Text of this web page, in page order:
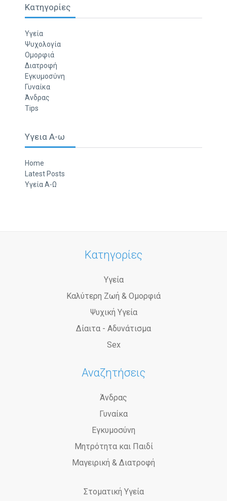
Κατηγορίες
Υγεία
Ψυχολογία
Ομορφιά
Διατροφή
Εγκυμοσύνη
Γυναίκα
Άνδρας
Tips
Υγεια Α-ω
Home
Latest Posts
Υγεία Α-Ω
Κατηγορίες
Υγεία
Καλύτερη Ζωή & Ομορφιά
Ψυχική Υγεία
Δίαιτα - Αδυνάτισμα
Sex
Αναζητήσεις
Άνδρας
Γυναίκα
Εγκυμοσύνη
Μητρότητα και Παιδί
Μαγειρική & Διατροφή
Στοματική Υγεία